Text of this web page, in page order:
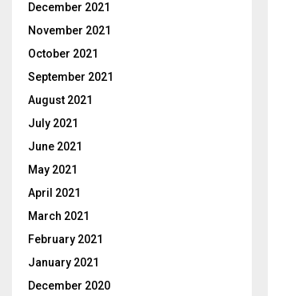
December 2021
November 2021
October 2021
September 2021
August 2021
July 2021
June 2021
May 2021
April 2021
March 2021
February 2021
January 2021
December 2020